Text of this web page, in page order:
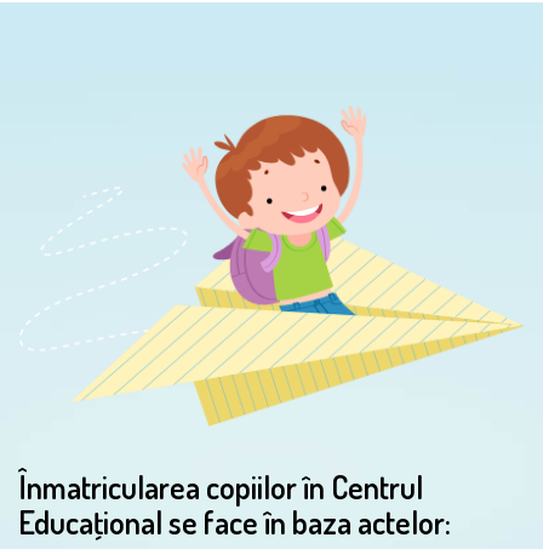
Înmatricularea copiilor în Centrul
Educaţional se face în baza actelor: